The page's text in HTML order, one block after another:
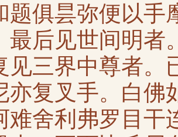
题俱昙弥便以手
最后见世间明者
见三界中尊者。
亦复叉手。白佛
难舍利弗罗目干